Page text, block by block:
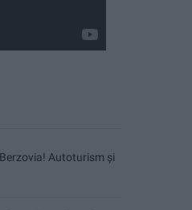
Autoturism și